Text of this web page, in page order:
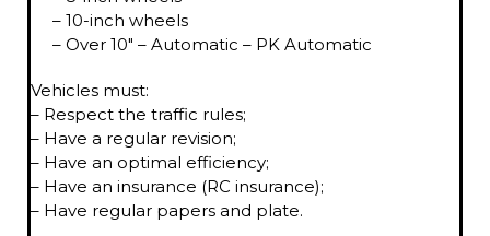
– 10-inch wheels
– Over 10″ – Automatic – PK Automatic
Vehicles must:
– Respect the traffic rules;
– Have a regular revision;
– Have an optimal efficiency;
– Have an insurance (RC insurance);
– Have regular papers and plate.